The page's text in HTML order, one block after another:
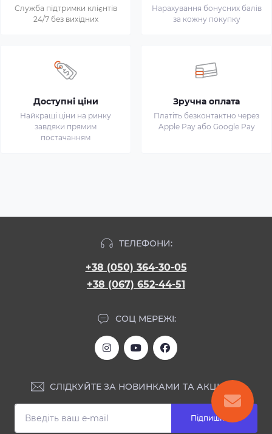
Служба підтримки клієнтів
24/7 без вихідних
Нарахування бонусних балів
за кожну покупку
Доступні ціни
Найкращі ціни на ринку
завдяки прямим
постачанням
Зручна оплата
Платіть безконтактно через
Apple Pay або Google Pay
ТЕЛЕФОНИ:
+38 (050) 364-30-05
+38 (067) 652-44-51
СОЦ МЕРЕЖІ:
СЛІДКУЙТЕ ЗА НОВИНКАМИ ТА АКЦІЯМИ:
Підпишіться